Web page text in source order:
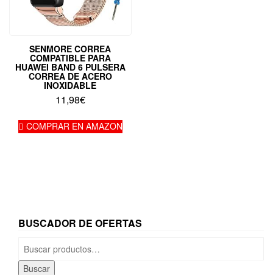
SENMORE CORREA
COMPATIBLE PARA
HUAWEI BAND 6 PULSERA
CORREA DE ACERO
INOXIDABLE
11,98€
COMPRAR EN AMAZON
BUSCADOR DE OFERTAS
por:
Buscar